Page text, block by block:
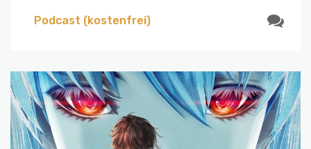
Podcast (kostenfrei)